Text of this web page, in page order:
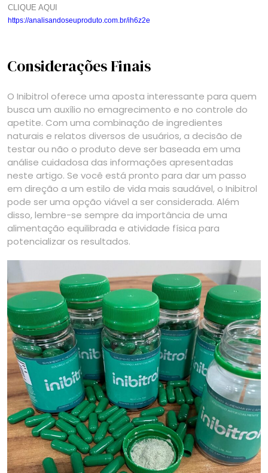
CLIQUE AQUI
https://analisandoseuproduto.com.br/ih6z2e
Considerações Finais
O Inibitrol oferece uma aposta interessante para quem
busca um auxílio no emagrecimento e no controle do
apetite. Com uma combinação de ingredientes
naturais e relatos diversos de usuários, a decisão de
testar ou não o produto deve ser baseada em uma
análise cuidadosa das informações apresentadas
neste artigo. Se você está pronto para dar um passo
em direção a um estilo de vida mais saudável, o Inibitrol
pode ser uma opção viável a ser considerada. Além
disso, lembre-se sempre da importância de uma
alimentação equilibrada e atividade física para
potencializar os resultados.